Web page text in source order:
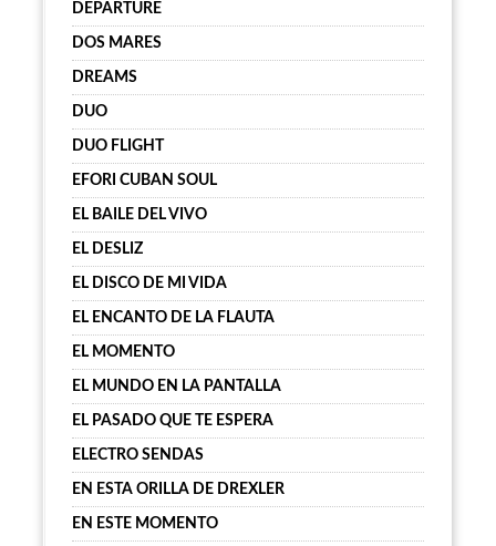
DEPARTURE
DOS MARES
DREAMS
DUO
DUO FLIGHT
EFORI CUBAN SOUL
EL BAILE DEL VIVO
EL DESLIZ
EL DISCO DE MI VIDA
EL ENCANTO DE LA FLAUTA
EL MOMENTO
EL MUNDO EN LA PANTALLA
EL PASADO QUE TE ESPERA
ELECTRO SENDAS
EN ESTA ORILLA DE DREXLER
EN ESTE MOMENTO